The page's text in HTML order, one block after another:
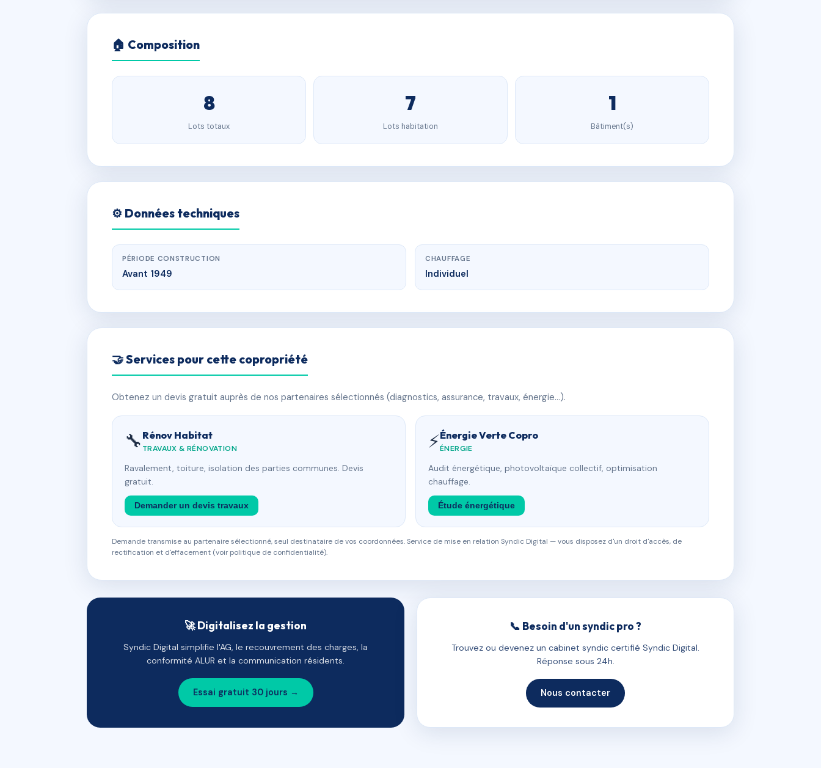
🏠 Composition
8
Lots totaux
7
Lots habitation
1
Bâtiment(s)
⚙️ Données techniques
PÉRIODE CONSTRUCTION
Avant 1949
CHAUFFAGE
Individuel
🤝 Services pour cette copropriété
Obtenez un devis gratuit auprès de nos partenaires sélectionnés (diagnostics, assurance, travaux, énergie…).
🔧 Rénov Habitat
TRAVAUX & RÉNOVATION
Ravalement, toiture, isolation des parties communes. Devis
gratuit.
Demander un devis travaux
⚡Énergie Verte Copro
ÉNERGIE
Audit énergétique, photovoltaïque collectif, optimisation
chauffage.
Étude énergétique
Demande transmise au partenaire sélectionné, seul destinataire de vos coordonnées. Service de mise en relation Syndic Digital — vous disposez d'un droit d'accès, de
rectification et d'effacement (voir politique de confidentialité).
🚀 Digitalisez la gestion
Syndic Digital simplifie l'AG, le recouvrement des charges, la
conformité ALUR et la communication résidents.
Essai gratuit 30 jours →
📞 Besoin d'un syndic pro ?
Trouvez ou devenez un cabinet syndic certifié Syndic Digital.
Réponse sous 24h.
Nous contacter